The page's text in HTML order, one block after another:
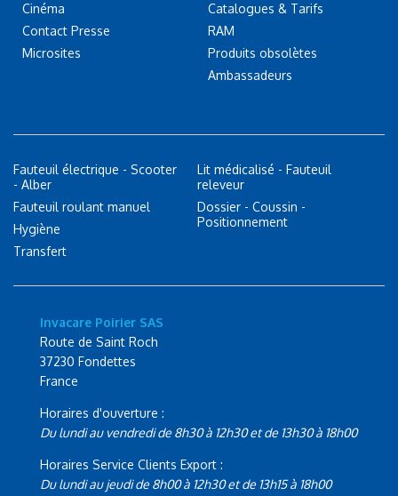
Cinéma
Contact Presse
Microsites
Catalogues & Tarifs
RAM
Produits obsolètes
Ambassadeurs
Fauteuil électrique - Scooter
- Alber
Fauteuil roulant manuel
Hygiène
Transfert
Lit médicalisé - Fauteuil
releveur
Dossier - Coussin -
Positionnement
Invacare Poirier SAS
Route de Saint Roch
37230 Fondettes
France
Horaires d'ouverture :
Du lundi au vendredi de 8h30 à 12h30 et de 13h30 à 18h00
Horaires Service Clients Export :
Du lundi au jeudi de 8h00 à 12h30 et de 13h15 à 18h00